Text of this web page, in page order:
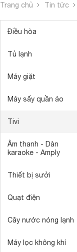
Trang chủ Tin tức
Điều hòa
Tủ lạnh
Máy giặt
Máy sấy quần áo
Tivi
Âm thanh - Dàn
karaoke - Amply
Thiết bị sưởi
Quạt điện
Cây nước nóng lạnh
Máy lọc không khí